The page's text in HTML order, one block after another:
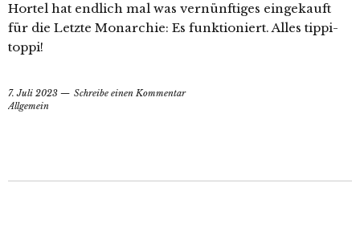
Hortel hat endlich mal was vernünftiges eingekauft
für die Letzte Monarchie: Es funktioniert. Alles tippi-
toppi!
7. Juli 2023
Schreibe einen Kommentar
Allgemein